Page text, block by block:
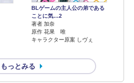
BLゲームの主人公の弟である
ことに気…2
著者 加奈
原作 花果 唯
キャラクター原案 しヴぇ
もっとみる